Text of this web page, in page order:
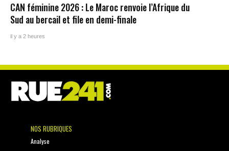
CAN féminine 2026 : Le Maroc renvoie l’Afrique du
Sud au bercail et file en demi-finale
il y a 2 heures
NOS RUBRIQUES
Analyse